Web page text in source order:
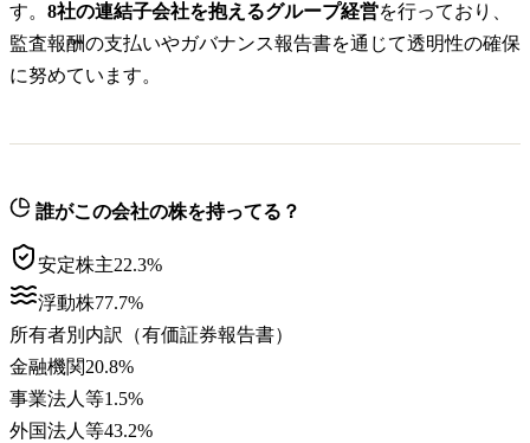
す。 8社の連結子会社を抱えるグループ経営を行っており、
監査報酬の支払いやガバナンス報告書を通じて透明性の確保
に努めています。
誰がこの会社の株を持ってる？
安定株主22.3%
浮動株77.7%
所有者別内訳（有価証券報告書）
金融機関20.8%
事業法人等1.5%
外国法人等43.2%